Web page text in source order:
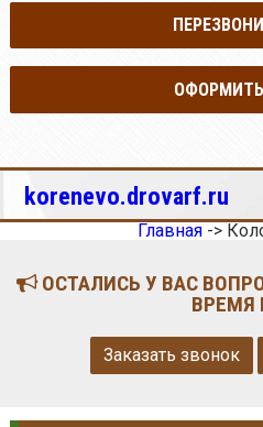
korenevo.drovarf.ru
Главная ->
ОСТАЛИСЬ У ВАС
ВРЕМЯ
Заказать звонок